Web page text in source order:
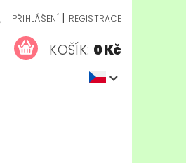
PŘIHLÁŠENÍ | REGISTRACE
KOŠÍK: 0 Kč